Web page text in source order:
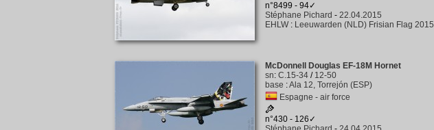
n°8499 - 94✓
Stéphane Pichard - 22.04.2015
EHLW : Leeuwarden (NLD) Frisian Flag 2015
McDonnell Douglas EF-18M Hornet
sn: C.15-34 / 12-50
base :Ala 12, Torrejón (ESP)
Espagne - air force
n°430 - 126✓